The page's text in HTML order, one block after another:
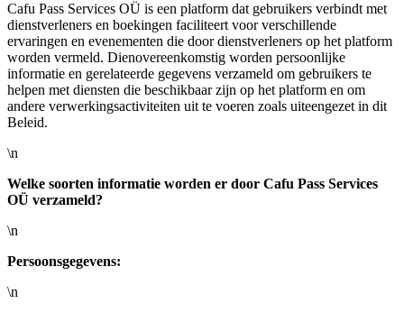
Cafu Pass Services OÜ is een platform dat gebruikers verbindt met
dienstverleners en boekingen faciliteert voor verschillende
ervaringen en evenementen die door dienstverleners op het platform
worden vermeld. Dienovereenkomstig worden persoonlijke
informatie en gerelateerde gegevens verzameld om gebruikers te
helpen met diensten die beschikbaar zijn op het platform en om
andere verwerkingsactiviteiten uit te voeren zoals uiteengezet in dit
Beleid.
\n
Welke soorten informatie worden er door Cafu Pass Services
OÜ verzameld?
\n
Persoonsgegevens:
\n